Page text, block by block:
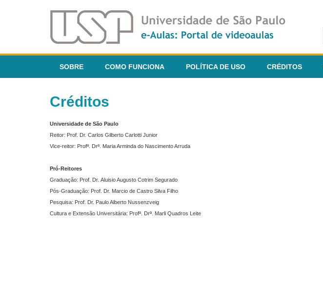
SOBRE COMO FUNCIONA POLÍTICA DE USO CRÉDITOS
Créditos
Universidade de São Paulo
Reitor: Prof. Dr. Carlos Gilberto Carlotti Junior
Vice-reitor: Profª. Drª. Maria Arminda do Nascimento Arruda
Pró-Reitores
Graduação: Prof. Dr. Aluisio Augusto Cotrim Segurado
Pós-Graduação: Prof. Dr. Marcio de Castro Silva Filho
Pesquisa: Prof. Dr. Paulo Alberto Nussenzveig
Cultura e Extensão Universitária: Profª. Drª. Marli Quadros Leite